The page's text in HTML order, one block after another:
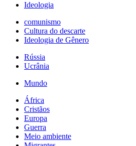
Ideologia
comunismo
Cultura do descarte
Ideologia de Gênero
Rússia
Ucrânia
Mundo
África
Cristãos
Europa
Guerra
Meio ambiente